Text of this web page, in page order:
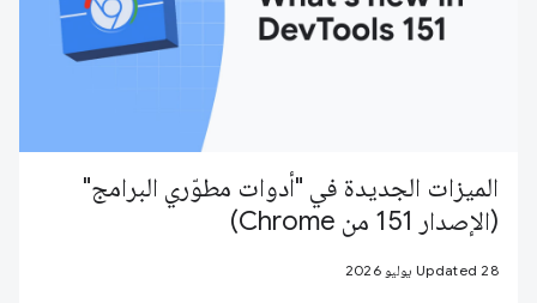
الميزات الجديدة في "أدوات مطوّري البرامج"
(الإصدار 151 من Chrome)
Updated 28 يوليو 2026